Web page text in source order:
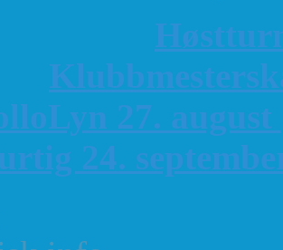
K
27. august
24.